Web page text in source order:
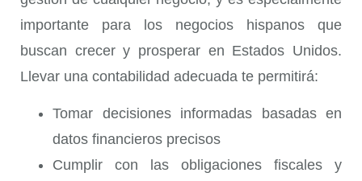
importante para los negocios hispanos que
buscan crecer y prosperar en Estados Unidos.
Llevar una contabilidad adecuada te permitirá:
Tomar decisiones informadas basadas en
datos financieros precisos
Cumplir con las obligaciones fiscales y